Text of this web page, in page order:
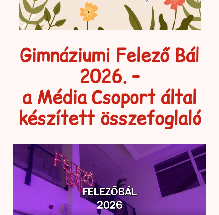
Gimnáziumi Felező Bál
2026. –
a Média Csoport által
készített összefoglaló